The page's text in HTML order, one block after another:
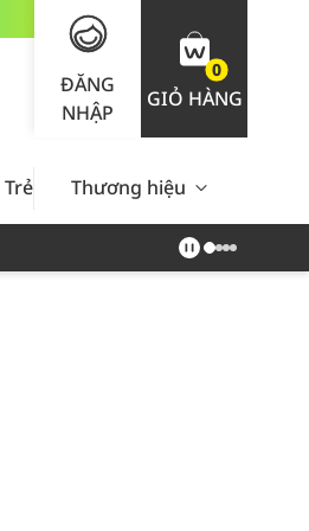
ĐĂNG
NHẬP
0
GIỎ HÀNG
Trẻ Em Nam Giới Chăm Sóc
Thương hiệu